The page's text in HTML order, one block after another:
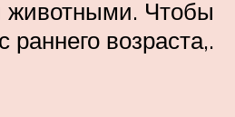
животными. Чтобы
возраста,.